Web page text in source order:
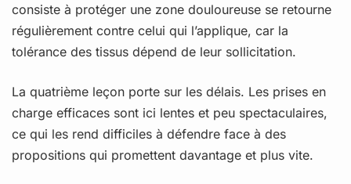
consiste à protéger une zone douloureuse se retourne
régulièrement contre celui qui l’applique, car la
tolérance des tissus dépend de leur sollicitation.
La quatrième leçon porte sur les délais. Les prises en
charge efficaces sont ici lentes et peu spectaculaires,
ce qui les rend difficiles à défendre face à des
propositions qui promettent davantage et plus vite.